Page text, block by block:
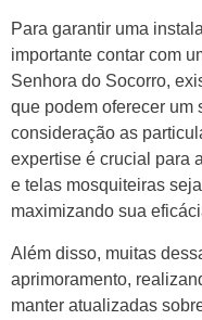
Para garantir uma
importante contar com
Senhora do Socorro,
que podem oferecer um
consideração as
expertise é crucial para
e telas mosquiteiras
maximizando sua
Além disso, muitas
aprimoramento,
manter atualizadas